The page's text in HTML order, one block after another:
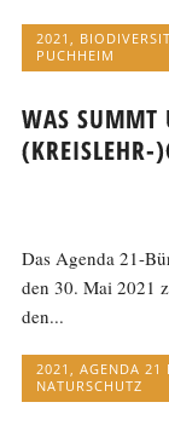
2021,
PUCHHEIM
WAS
(KREISLEHR-
Das Agenda 21-
den 30. Mai 2021
den...
2021,AGENDA 21
NATURSCHUTZ